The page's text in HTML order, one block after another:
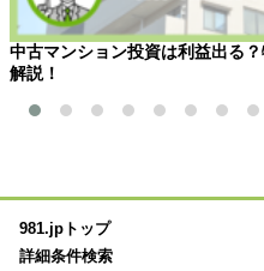
中古マンション投資は利益出る
解説！
981.jpトップ
詳細条件検索